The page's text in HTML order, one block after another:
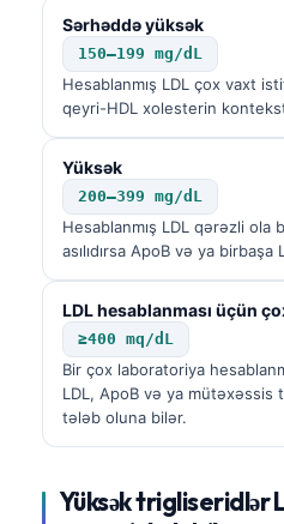
Sərhəddə yüksək
150–199 mg/dL
Hesablanmış LDL çox vaxt
qeyri-HDL xolesterin
Yüksək
200–399 mg/dL
Hesablanmış LDL qərəzli ola
asılıdırsa ApoB və ya
LDL hesablanması üçün
≥400 mq/dL
Bir çox laboratoriya
LDL, ApoB və ya mütəxəssis
tələb oluna bilər.
Yüksək trigliseridlər